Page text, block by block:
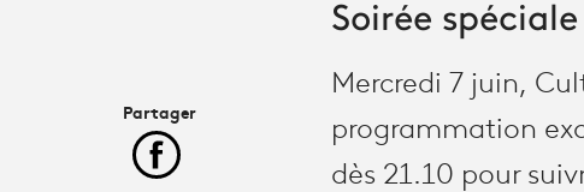
Soirée
Mercredi 7 juin,
programmation
dès 21.10 pour
Partager
Partager cet article sur Facebook